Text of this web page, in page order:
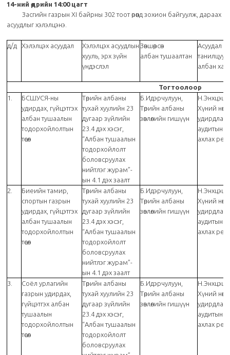
14-ний өдрийн 14:00 цагт
Засгийн газрын XI байрны 302 тоот өрөөнд зохион байгуулж, дараах
асуудлыг хэлэлцэнэ.
д/д Хэлэлцэх асуудал
Хэлэлцэх асуудлын
хууль, эрх зүйн
үндэслэл
Зөвшөөрсөн
албан тушаалтан
Асуудал
албан
Тогтоолоор
1.
БСШУСЯ-ны
удирдах, гүйцэтгэх
албан тушаалын
тодорхойлолтын
төсөл
Төрийн албаны
тухай хуулийн 23
дугаар зүйлийн
23.4 дэх хэсэг,
“Албан тушаалын
тодорхойлолт
боловсруулах
нийтлэг журам”-
ын 4.1 дэх заалт
Б.Идэрчулуун,
Төрийн албаны
зөвлөлийн гишүүн
Хүний
аудитын
ахлах
2.
Биеийн тамир,
спортын газрын
удирдах, гүйцэтгэх
албан тушаалын
тодорхойлолтын
төсөл
Төрийн албаны
тухай хуулийн 23
дугаар зүйлийн
23.4 дэх хэсэг,
“Албан тушаалын
тодорхойлолт
боловсруулах
нийтлэг журам”-
ын 4.1 дэх заалт
Б.Идэрчулуун,
Төрийн албаны
зөвлөлийн гишүүн
Хүний
аудитын
ахлах
3.
Соёл урлагийн
газрын удирдах,
гүйцэтгэх албан
тушаалын
тодорхойлолтын
төсөл
Төрийн албаны
тухай хуулийн 23
дугаар зүйлийн
23.4 дэх хэсэг,
“Албан тушаалын
тодорхойлолт
боловсруулах
Б.Идэрчулуун,
Төрийн албаны
зөвлөлийн гишүүн
Хүний
аудитын
ахлах